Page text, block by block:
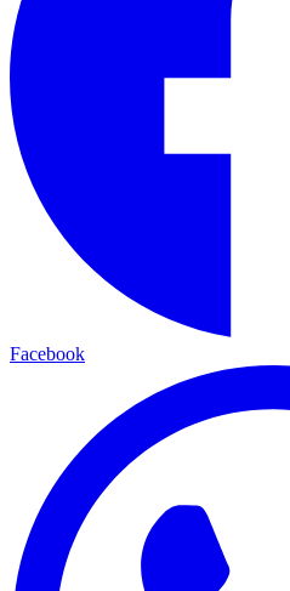
Facebook